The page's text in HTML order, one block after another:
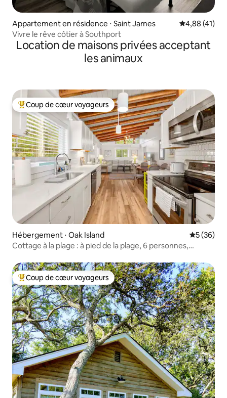
Appartement en résidence ⋅ Saint James Évaluation
4,88 (41)
Vivre le rêve côtier à Southport
Location de maisons privées acceptant
les animaux
Coups de cœur voyageurs les plus appréciés
Coup de cœur voyageurs
Hébergement ⋅ Oak Island
5 (36)
Cottage à la plage : à pied de la plage, 6 personnes,
Coups de cœur voyageurs les plus appréciés
Coup de cœur voyageurs